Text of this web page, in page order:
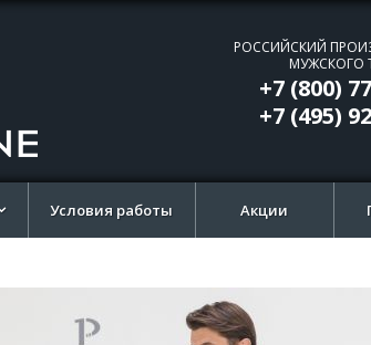
РОССИЙСКИЙ
МУЖСКОГО
+7 (800)
+7 (495)
Условия работы Акции